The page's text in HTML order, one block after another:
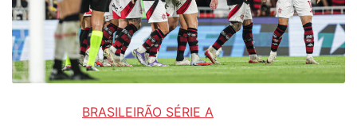
BRASILEIRÃO SÉRIE A